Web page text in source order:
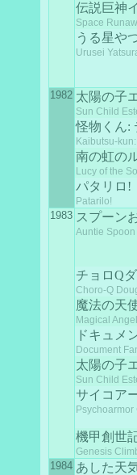
伝説巨神
Space
うる星や
Urusei
1982 太陽の子
Sun Child
怪物くん:
Kaibutsu-
南の虹の
Lucy of the
パタリロ!
Patarilo!
1983 スプーン
Auntie Spoon
チョロQ
Choro-Q
魔法の天
Magical
ドキュメ
Document
太陽の子
Sun Child
サイコア
Psychoarmor
機甲創世
Genesis
1984 あした天